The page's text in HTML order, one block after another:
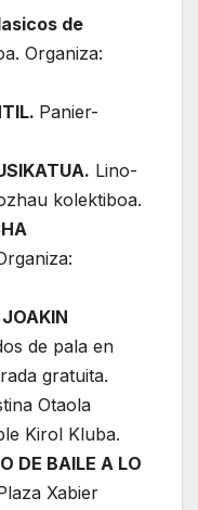
de
Organiza:
Panier-
Lino-
kolektiboa.
de pala en
gratuita.
Otaola
Kirol Kluba.
DE BAILE A LO
Xabier